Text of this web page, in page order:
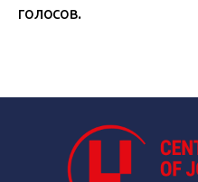
голосов.